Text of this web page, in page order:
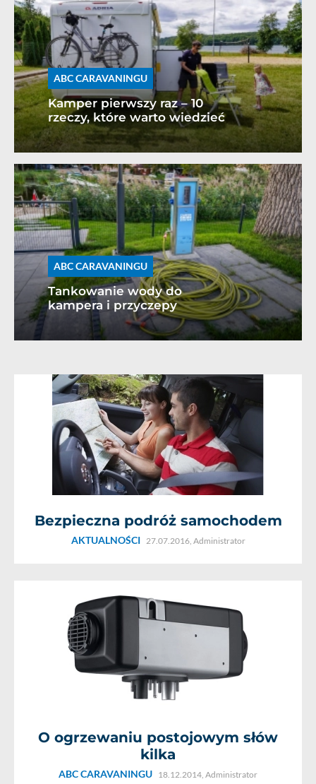
ABC CARAVANINGU
Kamper pierwszy raz – 10
rzeczy, które warto wiedzieć
ABC CARAVANINGU
Tankowanie wody do
kampera i przyczepy
Bezpieczna podróż samochodem
AKTUALNOŚCI 27.07.2016, Administrator
O ogrzewaniu postojowym słów
kilka
ABC CARAVANINGU 18.12.2014, Administrator